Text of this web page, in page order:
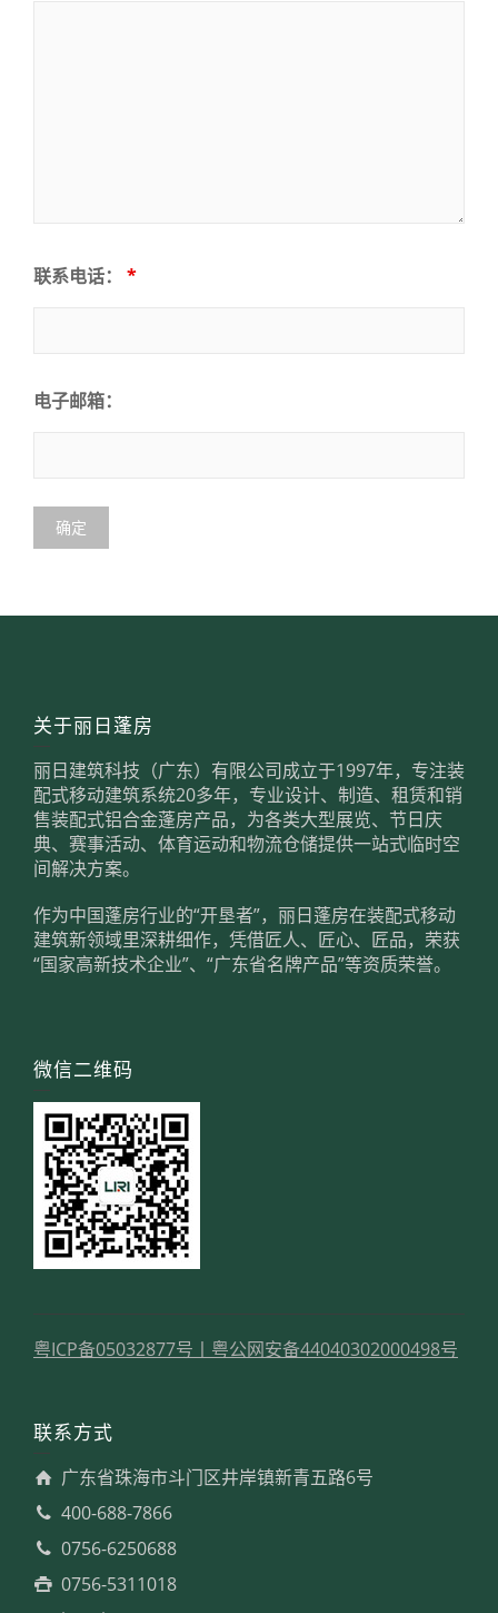
联系电话： *
电子邮箱：
关于丽日蓬房
丽日建筑科技（广东）有限公司成立于1997年，专注装
配式移动建筑系统20多年，专业设计、制造、租赁和销
售装配式铝合金蓬房产品，为各类大型展览、节日庆
典、赛事活动、体育运动和物流仓储提供一站式临时空
间解决方案。
作为中国蓬房行业的“开垦者”，丽日蓬房在装配式移动
建筑新领域里深耕细作，凭借匠人、匠心、匠品，荣获
“国家高新技术企业”、“广东省名牌产品”等资质荣誉。
微信二维码
粤ICP备05032877号 丨 粤公网安备44040302000498号
联系方式
广东省珠海市斗门区井岸镇新青五路6号
400-688-7866
0756-6250688
0756-5311018